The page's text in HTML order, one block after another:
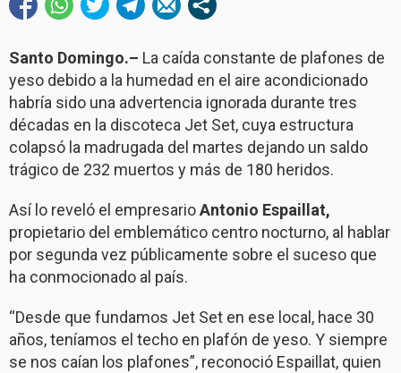
Santo Domingo.– La caída constante de plafones de
yeso debido a la humedad en el aire acondicionado
habría sido una advertencia ignorada durante tres
décadas en la discoteca Jet Set, cuya estructura
colapsó la madrugada del martes dejando un saldo
trágico de 232 muertos y más de 180 heridos.
Así lo reveló el empresarioAntonio Espaillat,
propietario del emblemático centro nocturno, al hablar
por segunda vez públicamente sobre el suceso que
ha conmocionado al país.
“Desde que fundamos Jet Set en ese local, hace 30
años, teníamos el techo en plafón de yeso. Y siempre
se nos caían los plafones”, reconoció Espaillat, quien